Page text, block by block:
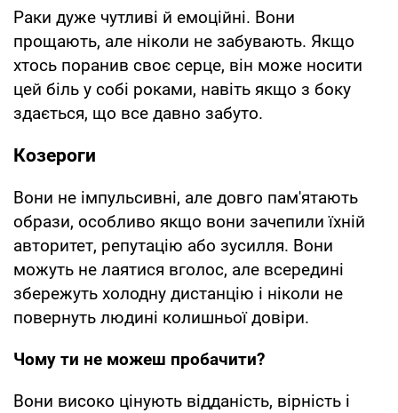
Раки дуже чутливі й емоційні. Вони
прощають, але ніколи не забувають. Якщо
хтось поранив своє серце, він може носити
цей біль у собі роками, навіть якщо з боку
здається, що все давно забуто.
Козероги
Вони не імпульсивні, але довго пам'ятають
образи, особливо якщо вони зачепили їхній
авторитет, репутацію або зусилля. Вони
можуть не лаятися вголос, але всередині
збережуть холодну дистанцію і ніколи не
повернуть людині колишньої довіри.
Чому ти не можеш пробачити?
Вони високо цінують відданість, вірність і